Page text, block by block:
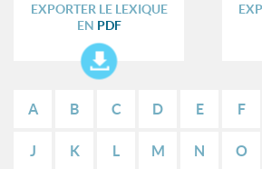
EXPORTER LE LEXIQUE
EN PDF
A B C D E F
J K L M N O